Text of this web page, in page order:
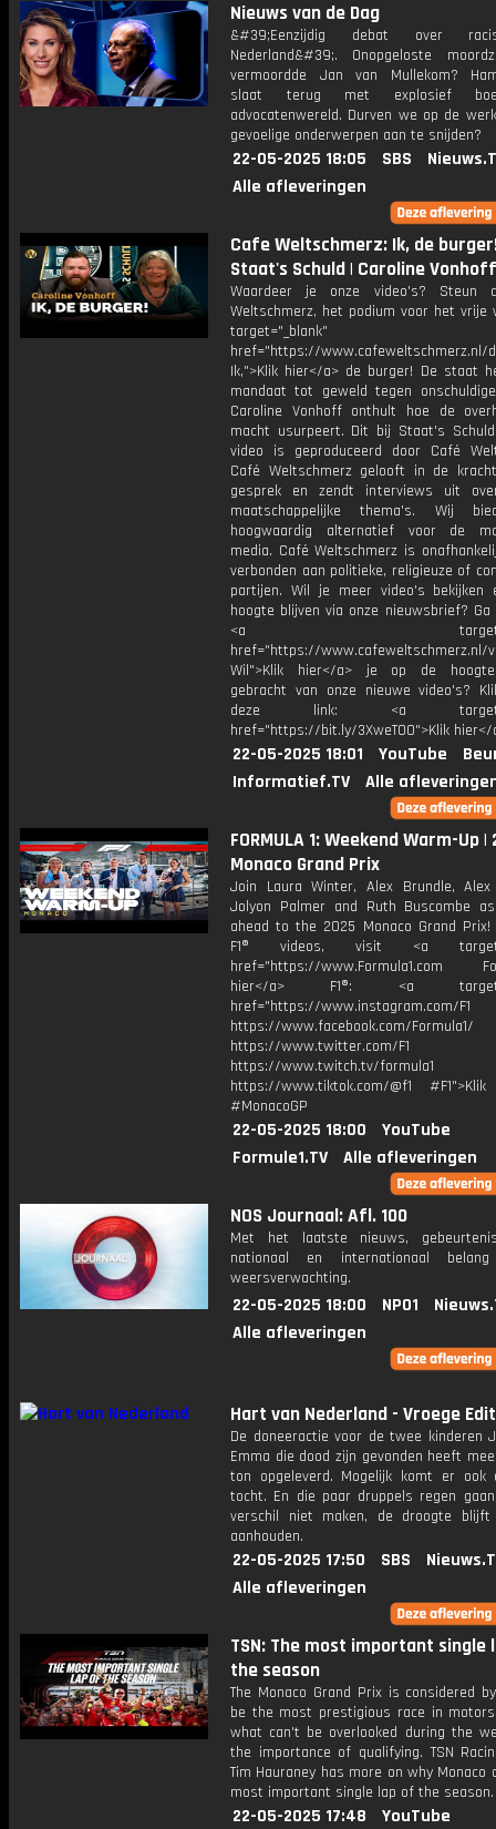
Nieuws van de Dag
&#39;Eenzijdig debat over
Nederland&#39;. Onopgeloste
vermoordde Jan van Mullekom?
slaat terug met explosief
advocatenwereld. Durven we op de
gevoelige onderwerpen aan te snijden?
22-05-2025 18:05 SBS
Alle afleveringen
Cafe Weltschmerz: Ik, de
Staat's Schuld | Caroline Vonhoff
Waardeer je onze video's? Steun
Weltschmerz, het podium voor het vrije
target="_blank"
href="https://www.cafeweltschmerz.nl/
Ik,">Klik hier</a> de burger! De staat
mandaat tot geweld tegen
Caroline Vonhoff onthult hoe de
macht usurpeert. Dit bij Staat's
video is geproduceerd door Café
Café Weltschmerz gelooft in de
gesprek en zendt interviews uit
maatschappelijke thema's. Wij
hoogwaardig alternatief voor de
media. Café Weltschmerz is
verbonden aan politieke, religieuze of
partijen. Wil je meer video's bekijken
hoogte blijven via onze nieuwsbrief? Ga
<a
href="https://www.cafeweltschmerz.nl/
Wil">Klik hier</a> je op de
gebracht van onze nieuwe video's?
deze link: <a
href="https://bit.ly/3XweTO0">Klik hier</
22-05-2025 18:01 YouTube
Informatief.TV
Alle
FORMULA 1: Weekend Warm-Up |
Monaco Grand Prix
Join Laura Winter, Alex Brundle, Alex
Jolyon Palmer and Ruth Buscombe
ahead to the 2025 Monaco Grand Prix!
F1® videos, visit <a
href="https://www.Formula1.com
hier</a> F1®: <a
href="https://www.instagram.com/F1
https://www.facebook.com/Formula1/
https://www.twitter.com/F1
https://www.twitch.tv/formula1
https://www.tiktok.com/@f1
#MonacoGP
22-05-2025 18:00
YouTube
Formule1.TV
Alle afleveringen
NOS Journaal: Afl. 100
Met het laatste nieuws,
nationaal en internationaal
weersverwachting.
22-05-2025 18:00 NPO1
Alle afleveringen
Hart van Nederland - Vroege
De doneeractie voor de twee kinderen
Emma die dood zijn gevonden heeft
ton opgeleverd. Mogelijk komt er ook
tocht. En die paar druppels regen
verschil niet maken, de droogte blijft
aanhouden.
22-05-2025 17:50 SBS
Alle afleveringen
TSN: The most important single
the season
The Monaco Grand Prix is considered
be the most prestigious race in
what can't be overlooked during the
the importance of qualifying. TSN
Tim Hauraney has more on why
most important single lap of the season.
22-05-2025 17:48
YouTube